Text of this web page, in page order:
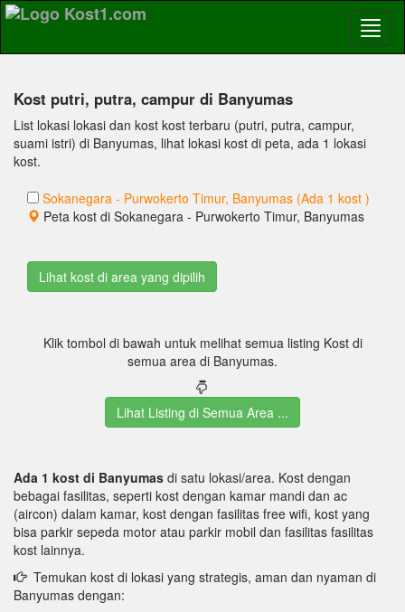
Kost putri, putra, campur di Banyumas
List lokasi lokasi dan kost kost terbaru (putri, putra, campur,
suami istri) di Banyumas, lihat lokasi kost di peta, ada 1 lokasi
kost.
Sokanegara - Purwokerto Timur, Banyumas (Ada 1 kost )
Peta kost di Sokanegara - Purwokerto Timur, Banyumas
Klik tombol di bawah untuk melihat semua listing Kost di
semua area di Banyumas.
Lihat Listing di Semua Area ...
Ada 1 kost di Banyumas di satu lokasi/area. Kost dengan
bebagai fasilitas, seperti kost dengan kamar mandi dan ac
(aircon) dalam kamar, kost dengan fasilitas free wifi, kost yang
bisa parkir sepeda motor atau parkir mobil dan fasilitas fasilitas
kost lainnya.
Temukan kost di lokasi yang strategis, aman dan nyaman di
Banyumas dengan: